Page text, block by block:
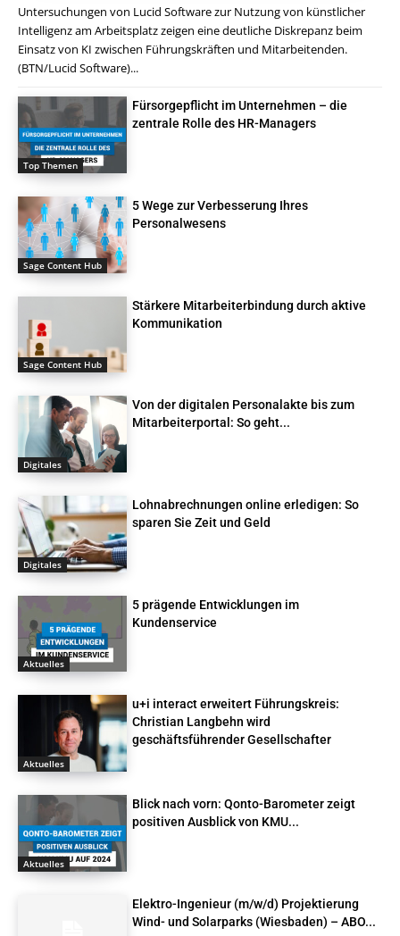
Untersuchungen von Lucid Software zur Nutzung von künstlicher
Intelligenz am Arbeitsplatz zeigen eine deutliche Diskrepanz beim
Einsatz von KI zwischen Führungskräften und Mitarbeitenden.
(BTN/Lucid Software)...
Top Themen
Fürsorgepflicht im Unternehmen – die
zentrale Rolle des HR-Managers
Sage Content Hub
5 Wege zur Verbesserung Ihres
Personalwesens
Sage Content Hub
Stärkere Mitarbeiterbindung durch aktive
Kommunikation
Digitales
Von der digitalen Personalakte bis zum
Mitarbeiterportal: So geht...
Digitales
Lohnabrechnungen online erledigen: So
sparen Sie Zeit und Geld
Aktuelles
5 prägende Entwicklungen im
Kundenservice
Aktuelles
u+i interact erweitert Führungskreis:
Christian Langbehn wird
geschäftsführender Gesellschafter
Aktuelles
Blick nach vorn: Qonto-Barometer zeigt
positiven Ausblick von KMU...
Elektro-Ingenieur (m/w/d) Projektierung
Wind- und Solarparks (Wiesbaden) – ABO...